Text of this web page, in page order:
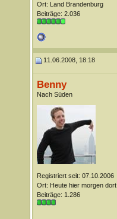
Ort: Land Brandenburg
Beiträge: 2.036
11.06.2008, 18:18
Benny
Nach Süden
Registriert seit: 07.10.2006
Ort: Heute hier morgen dort
Beiträge: 1.286